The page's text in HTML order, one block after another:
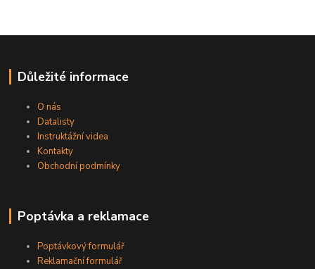
Důležité informace
O nás
Datalisty
Instruktážní videa
Kontakty
Obchodní podmínky
Poptávka a reklamace
Poptávkový formulář
Reklamační formulář